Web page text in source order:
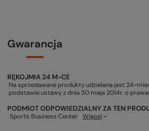
Gwarancja
RĘKOJMIA 24 M-CE
Na sprzedawane produkty udzielana jest 24-
podstawie ustawy z dnia 30 maja 2014r. o
PODMIOT ODPOWIEDZIALNY ZA TEN
Sports Business Center Więcej